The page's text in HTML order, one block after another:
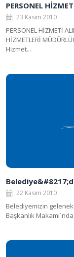
PERSONEL
23 Kasım 2010
PERSONEL HİZMETİ
HİZMETLERİ
Hizmet...
22 Kasım 2010
Belediyemizin
Başkanlık